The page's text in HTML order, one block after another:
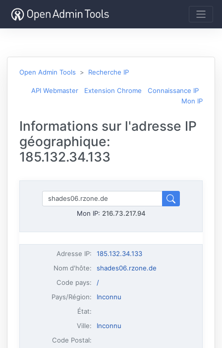
Open Admin Tools Recherche IP
API Webmaster Extension Chrome
Connaissance IP
Mon IP
Informations sur l'adresse IP
géographique:
185.132.34.133
Mon IP: 216.73.217.94
Adresse IP:
185.132.34.133
Nom d'hôte:
shades06.rzone.de
Code pays:
/
Pays/Région:
Inconnu
État:
Ville:
Inconnu
Code Postal: